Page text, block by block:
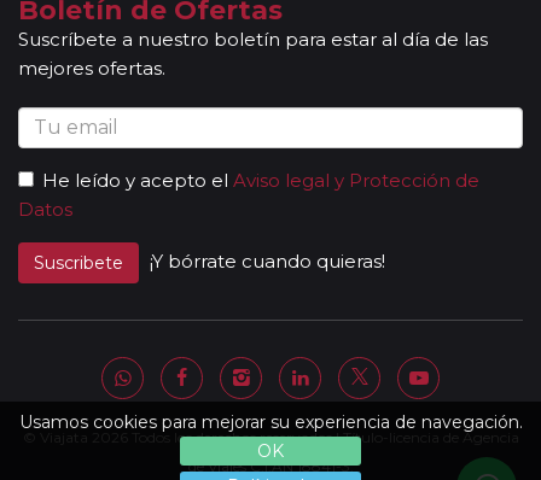
Usamos cookies para mejorar su experiencia de navegación.
OK
Boletín de Ofertas
Suscríbete a nuestro boletín para estar al día de las
mejores ofertas.
He leído y acepto el Aviso legal y Protección de
Datos
Suscribete ¡Y bórrate cuando quieras!
© Viajata 2026 Todos los derechos reservados | Título-licencia de Agencia
de Viajes C.I.AN 18841-3.